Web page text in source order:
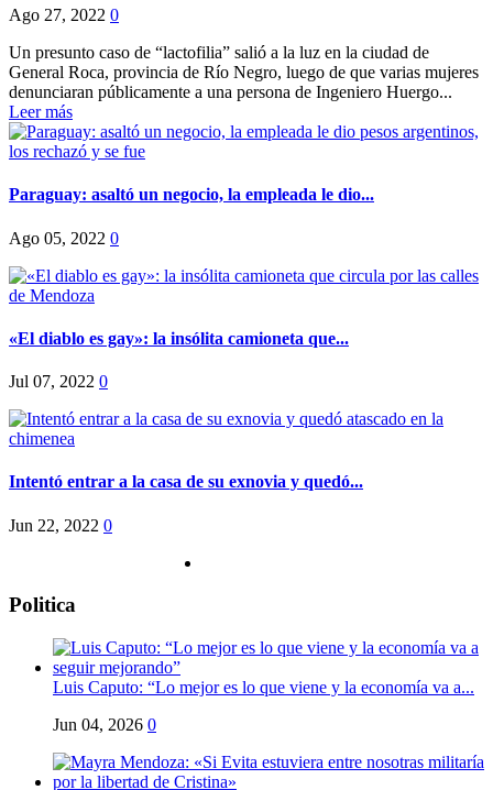
Ago 27, 2022 0
Un presunto caso de “lactofilia” salió a la luz en la ciudad de
General Roca, provincia de Río Negro, luego de que varias mujeres
denunciaran públicamente a una persona de Ingeniero Huergo...
Leer más
Paraguay: asaltó un negocio, la empleada le dio...
Ago 05, 2022 0
«El diablo es gay»: la insólita camioneta que...
Jul 07, 2022 0
Intentó entrar a la casa de su exnovia y quedó...
Jun 22, 2022 0
Politica
Luis Caputo: “Lo mejor es lo que viene y la economía va a...
Jun 04, 2026 0